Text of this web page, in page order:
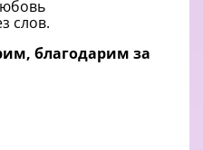
слов.
благодарим за